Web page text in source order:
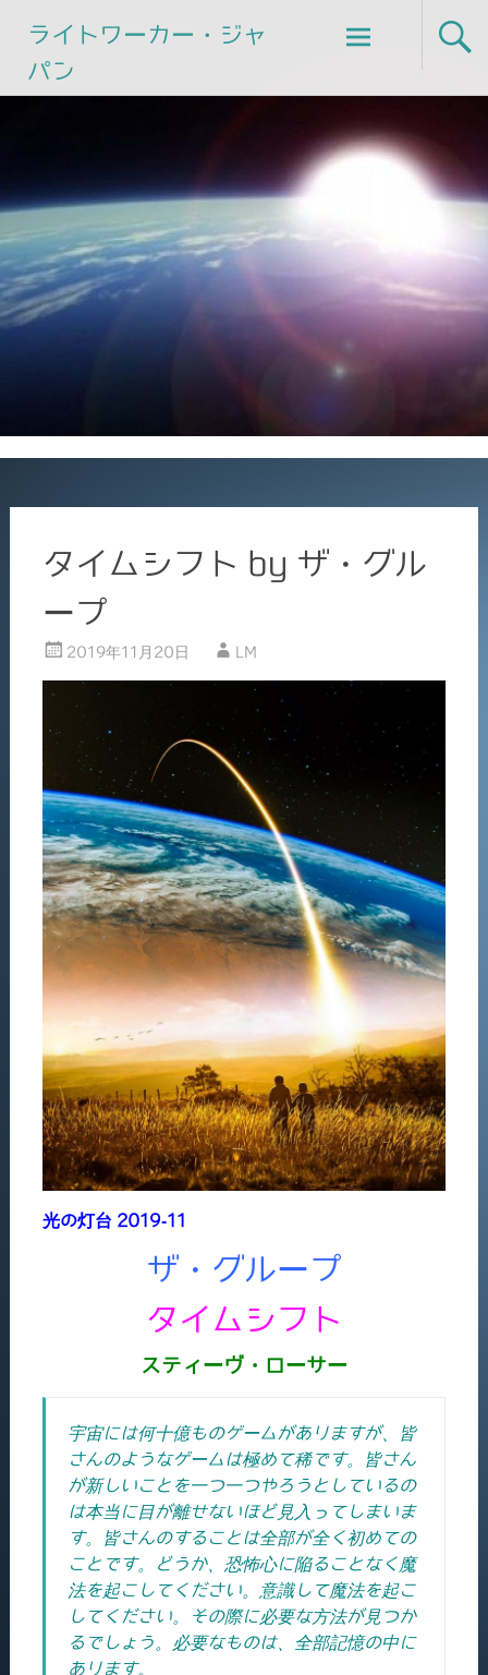
ライトワーカー・ジャ
パン
Skip
to
タイムシフト by ザ・グル
ープ
2019年11月20日 LM
光の灯台 2019-11
ザ・グループ
タイムシフト
スティーヴ・ローサー
宇宙には何十億ものゲームがありますが、皆
さんのようなゲームは極めて稀です。皆さん
が新しいことを一つ一つやろうとしているの
は本当に目が離せないほど見入ってしまいま
す。皆さんのすることは全部が全く初めての
ことです。どうか、恐怖心に陥ることなく魔
法を起こしてください。意識して魔法を起こ
してください。その際に必要な方法が見つか
るでしょう。必要なものは、全部記憶の中に
あります。